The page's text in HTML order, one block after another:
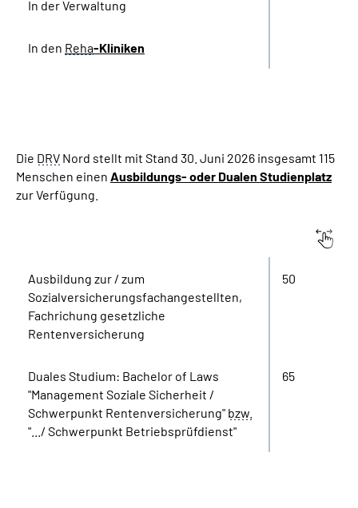
In der Verwaltung
In den Reha-Kliniken
Die DRV Nord stellt mit Stand 30. Juni 2026 insgesamt 115
Menschen einen Ausbildungs- oder Dualen Studienplatz
zur Verfügung.
Ausbildung zur / zum
Sozialversicherungsfachangestellten,
Fachrichung gesetzliche
Rentenversicherung
50
Duales Studium: Bachelor of Laws
"Management Soziale Sicherheit /
Schwerpunkt Rentenversicherung" bzw.
".../ Schwerpunkt Betriebsprüfdienst"
65